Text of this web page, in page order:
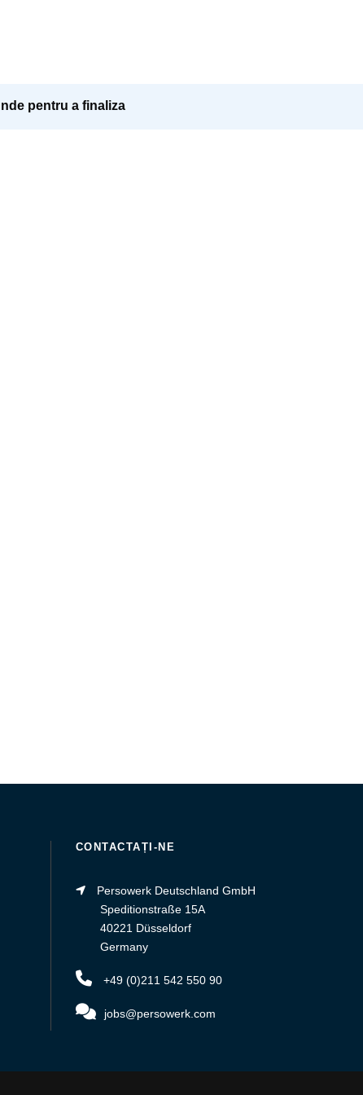
pentru a finaliza
CONTACTAȚI-NE
Persowerk Deutschland GmbH
Speditionstraße 15A
40221 Düsseldorf
Germany
+49 (0)211 542 550 90
jobs@persowerk.com